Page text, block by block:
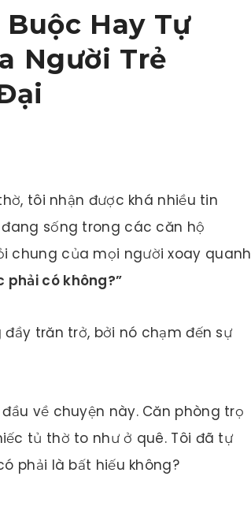
Hay Tự
Người Trẻ
tôi nhận được khá nhiều tin
sống trong các căn hộ
chung của mọi người xoay quanh
phải có không?”
trăn trở, bởi nó chạm đến sự
về chuyện này. Căn phòng trọ
tủ thờ to như ở quê. Tôi đã tự
phải là bất hiếu không?